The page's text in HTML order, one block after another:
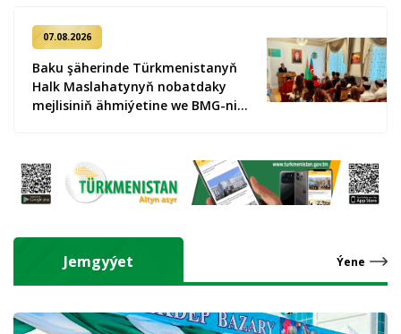
07.08.2026
Baku şäherinde Türkmenistanyň
Halk Maslahatynyň nobatdaky
mejlisiniň ähmiýetine we BMG-niň
maslahat geçirildi
Jemgyýet Ýene